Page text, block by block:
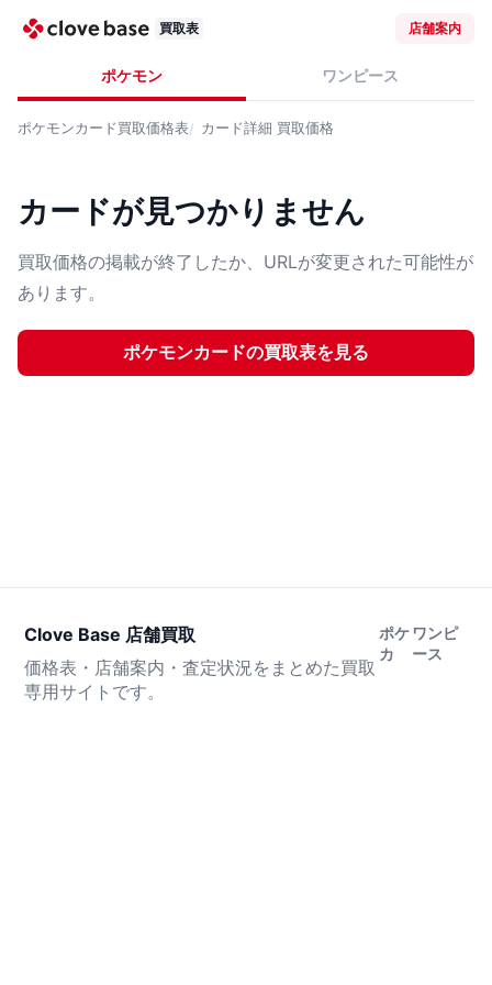
買取表 店舗案内
ポケモン ワンピース
ポケモンカード買取価格表 カード詳細 買取価格
カードが見つかりません
買取価格の掲載が終了したか、URLが変更された可能性が
あります。
ポケモンカードの買取表を見る
Clove Base 店舗買取
価格表・店舗案内・査定状況をまとめた買取
専用サイトです。
ポケ
カ
ワンピ
ース